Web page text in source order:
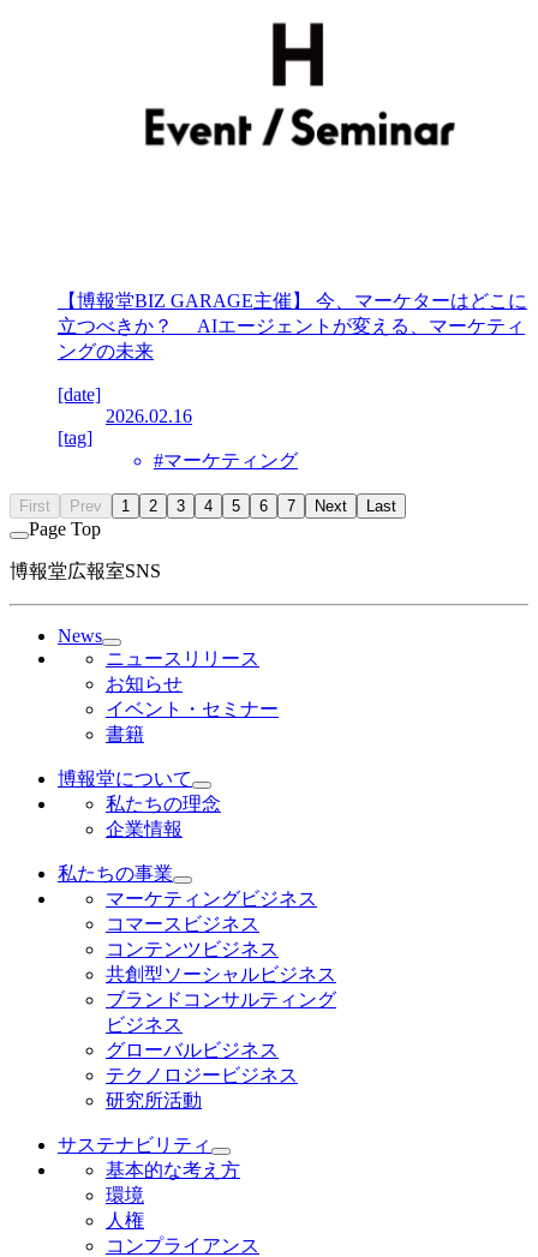
【博報堂BIZ GARAGE主催】 今、マーケターはどこに
立つべきか？ AIエージェントが変える、マーケティ
ングの未来
[date]
2026.02.16
[tag]
#マーケティング
First Prev 1 2 3 4 5 6 7 Next Last
Page Top
博報堂広報室SNS
News
ニュースリリース
お知らせ
イベント・セミナー
書籍
博報堂について
私たちの理念
企業情報
私たちの事業
マーケティングビジネス
コマースビジネス
コンテンツビジネス
共創型ソーシャルビジネス
ブランドコンサルティング
ビジネス
グローバルビジネス
テクノロジービジネス
研究所活動
サステナビリティ
基本的な考え方
環境
人権
コンプライアンス